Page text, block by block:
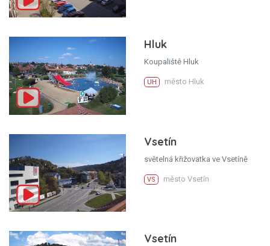
Hluk
Koupaliště Hluk
UH město Hluk
Vsetín
světelná křižovatka ve Vsetíně
VS město Vsetín
Vsetín